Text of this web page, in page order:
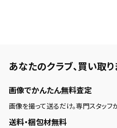
あなたのクラブ、 買い取り
画像でかんたん無料査定
画像を撮って送るだけ。専門スタッフ
送料・梱包材無料